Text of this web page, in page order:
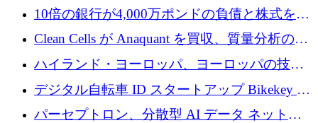
新を加速するために1,600万ポンドを確保
10倍の銀行が4,000万ポンドの負債と株式を調
達
Clean Cells が Anaquant を買収、質量分析の専
門知識によるバイオ医薬品の品質管理を拡大
ハイランド・ヨーロッパ、ヨーロッパの技術
規模拡大を支援するために11億ユーロのファ
ンドVIを閉鎖
デジタル自転車 ID スタートアップ Bikekey が
TÖNNJES への投資を確保
パーセプトロン、分散型 AI データ ネットワ